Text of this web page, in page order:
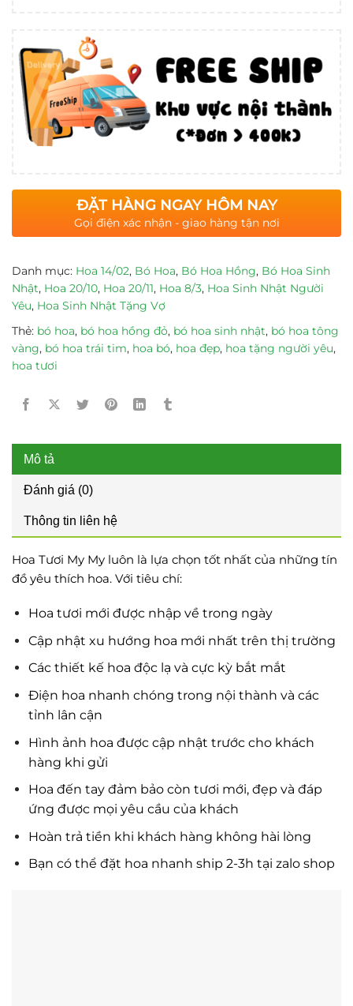
ĐẶT HÀNG NGAY HÔM NAY
Gọi điện xác nhận - giao hàng tận nơi
Danh mục: Hoa 14/02, Bó Hoa, Bó Hoa Hồng, Bó Hoa Sinh
Nhật, Hoa 20/10, Hoa 20/11, Hoa 8/3, Hoa Sinh Nhật Người
Yêu, Hoa Sinh Nhật Tặng Vợ
Thẻ: bó hoa, bó hoa hồng đỏ, bó hoa sinh nhật, bó hoa tông
vàng, bó hoa trái tim, hoa bó, hoa đẹp, hoa tặng người yêu,
hoa tươi
Mô tả
Đánh giá (0)
Thông tin liên hệ
Hoa Tươi My My luôn là lựa chọn tốt nhất của những tín
đồ yêu thích hoa. Với tiêu chí:
Hoa tươi mới được nhập về trong ngày
Cập nhật xu hướng hoa mới nhất trên thị trường
Các thiết kế hoa độc lạ và cực kỳ bắt mắt
Điện hoa nhanh chóng trong nội thành và các
tỉnh lân cận
Hình ảnh hoa được cập nhật trước cho khách
hàng khi gửi
Hoa đến tay đảm bảo còn tươi mới, đẹp và đáp
ứng được mọi yêu cầu của khách
Hoàn trả tiền khi khách hàng không hài lòng
Bạn có thể đặt hoa nhanh ship 2-3h tại zalo shop